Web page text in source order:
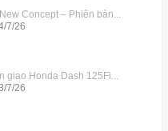
Concept – Phiên bản...
7/26
giao Honda Dash 125Fi...
7/26